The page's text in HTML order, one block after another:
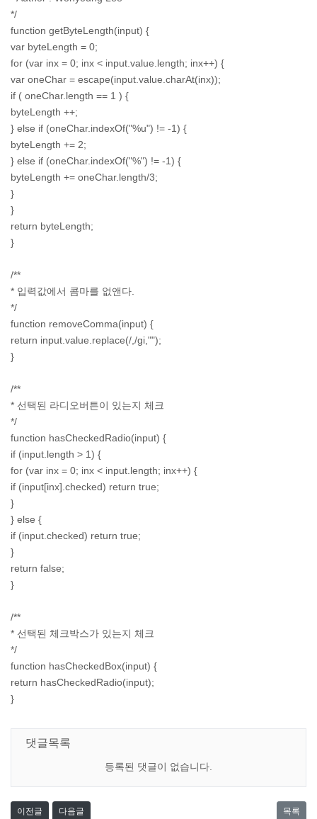
*/
function getByteLength(input) {
var byteLength = 0;
for (var inx = 0; inx < input.value.length; inx++) {
var oneChar = escape(input.value.charAt(inx));
if ( oneChar.length == 1 ) {
byteLength ++;
} else if (oneChar.indexOf("%u") != -1) {
byteLength += 2;
} else if (oneChar.indexOf("%") != -1) {
byteLength += oneChar.length/3;
}
}
return byteLength;
}
/**
* 입력값에서 콤마를 없앤다.
*/
function removeComma(input) {
return input.value.replace(/,/gi,"");
}
/**
* 선택된 라디오버튼이 있는지 체크
*/
function hasCheckedRadio(input) {
if (input.length > 1) {
for (var inx = 0; inx < input.length; inx++) {
if (input[inx].checked) return true;
}
} else {
if (input.checked) return true;
}
return false;
}
/**
* 선택된 체크박스가 있는지 체크
*/
function hasCheckedBox(input) {
return hasCheckedRadio(input);
}
댓글목록
등록된 댓글이 없습니다.
이전글 다음글 목록